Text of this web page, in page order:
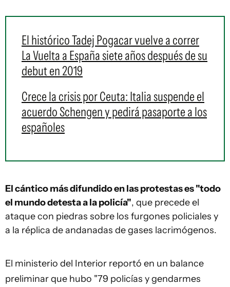
El histórico Tadej Pogacar vuelve a correr
La Vuelta a España siete años después de su
debut en 2019
Crece la crisis por Ceuta: Italia suspende el
acuerdo Schengen y pedirá pasaporte a los
españoles
El cántico más difundido en las protestas es "todo
el mundo detesta a la policía", que precede el
ataque con piedras sobre los furgones policiales y
a la réplica de andanadas de gases lacrimógenos.
El ministerio del Interior reportó en un balance
preliminar que hubo "79 policías y gendarmes